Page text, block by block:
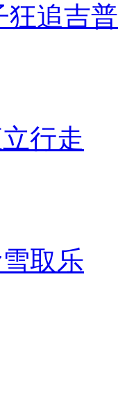
狂追吉
行走
取乐